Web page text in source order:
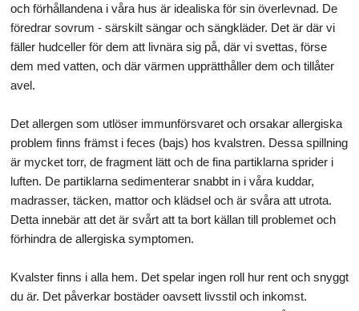
och förhållandena i våra hus är idealiska för sin överlevnad. De
föredrar sovrum - särskilt sängar och sängkläder. Det är där vi
fäller hudceller för dem att livnära sig på, där vi svettas, förse
dem med vatten, och där värmen upprätthåller dem och tillåter
avel.
Det allergen som utlöser immunförsvaret och orsakar allergiska
problem finns främst i feces (bajs) hos kvalstren. Dessa spillning
är mycket torr, de fragment lätt och de fina partiklarna sprider i
luften. De partiklarna sedimenterar snabbt in i våra kuddar,
madrasser, täcken, mattor och klädsel och är svåra att utrota.
Detta innebär att det är svårt att ta bort källan till problemet och
förhindra de allergiska symptomen.
Kvalster finns i alla hem. Det spelar ingen roll hur rent och snyggt
du är. Det påverkar bostäder oavsett livsstil och inkomst.